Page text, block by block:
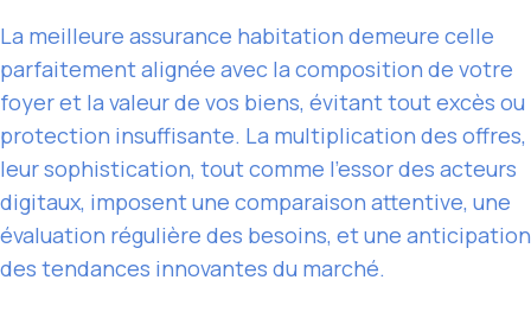
La meilleure assurance habitation demeure celle
parfaitement alignée avec la composition de votre
foyer et la valeur de vos biens, évitant tout excès ou
protection insuffisante. La multiplication des offres,
leur sophistication, tout comme l’essor des acteurs
digitaux, imposent une comparaison attentive, une
évaluation régulière des besoins, et une anticipation
des tendances innovantes du marché.